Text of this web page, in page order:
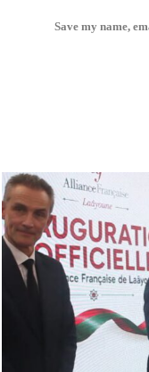
Save my name,